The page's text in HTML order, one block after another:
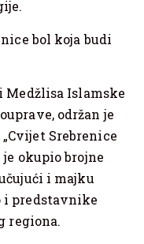
bol koja budi
Medžlisa Islamske
održan je
Srebrenice
okupio brojne
i majku
i predstavnike
regiona.